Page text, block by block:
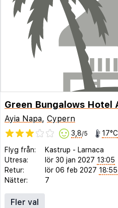
Ayia Napa, Cypern
3,8/5 17°C
Flyg från: Kastrup - Larnaca
Utresa:
lör 30 jan 2027 13:05
Retur:
lör 06 feb 2027 18:55
Nätter:
7
Fler val